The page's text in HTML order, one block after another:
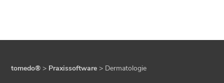
tomedo® > Praxissoftware > Dermatologie